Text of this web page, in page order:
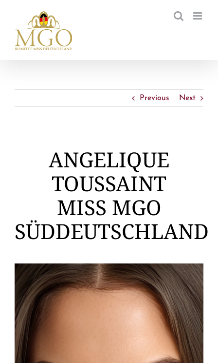
springen
Previous Next
ANGELIQUE
TOUSSAINT
MISS MGO
SÜDDEUTSCHLAND